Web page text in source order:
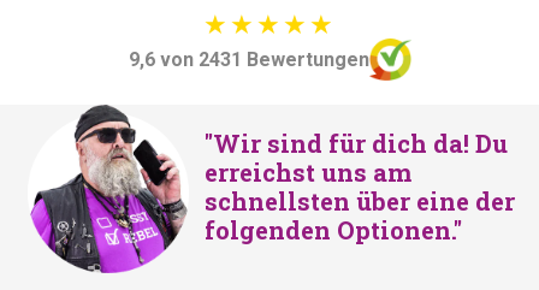
9,6 von 2431 Bewertungen
"Wir sind für dich da! Du
erreichst uns am
schnellsten über eine der
folgenden Optionen."